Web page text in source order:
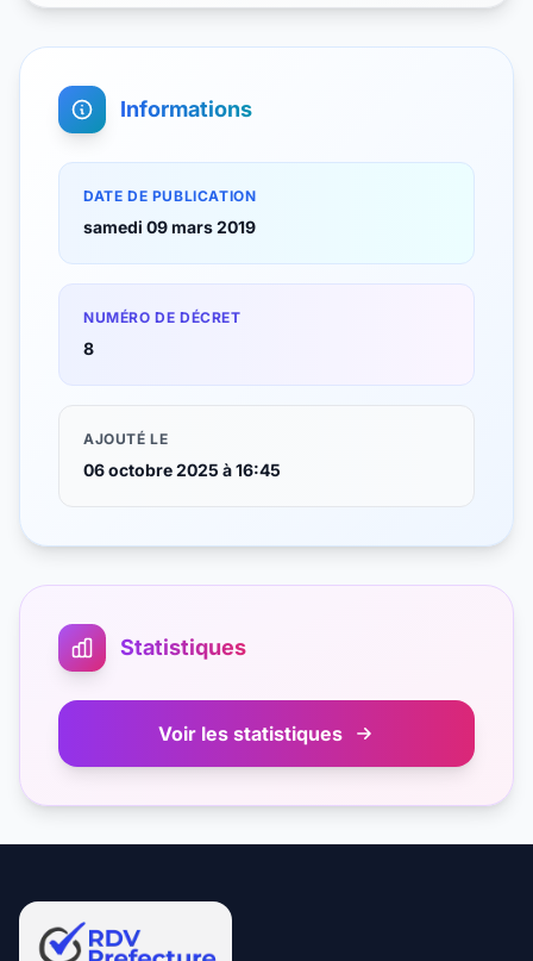
Informations
DATE DE PUBLICATION
samedi 09 mars 2019
NUMÉRO DE DÉCRET
8
AJOUTÉ LE
06 octobre 2025 à 16:45
Statistiques
Voir les statistiques